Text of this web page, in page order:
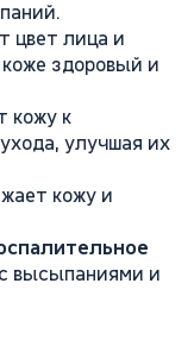
цвет лица и
здоровый и
кожу к
улучшая их
кожу и
высыпаниями и